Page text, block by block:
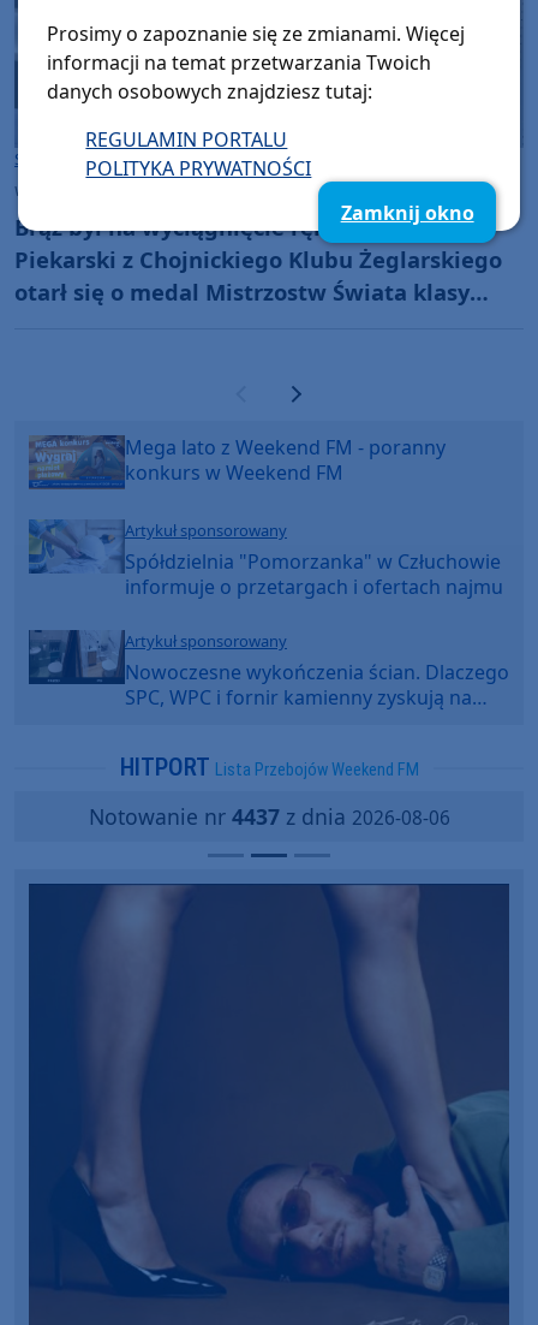
Sport Gmina Chojnice
wtorek, 21 lipca 2026, 09:29
Brąz był na wyciągnięcie ręki. Zbigniew
Piekarski z Chojnickiego Klubu Żeglarskiego
otarł się o medal Mistrzostw Świata klasy
Poprzednia strona
Następna strona
Mega lato z Weekend FM - poranny
konkurs w Weekend FM
Artykuł sponsorowany
Spółdzielnia "Pomorzanka" w Człuchowie
informuje o przetargach i ofertach najmu
Artykuł sponsorowany
Nowoczesne wykończenia ścian. Dlaczego
SPC, WPC i fornir kamienny zyskują na
HITPORT Lista Przebojów Weekend FM
Notowanie nr 4437z dnia 2026-08-06
Prosimy o zapoznanie się ze zmianami. Więcej
informacji na temat przetwarzania Twoich
danych osobowych znajdziesz tutaj:
REGULAMIN PORTALU
POLITYKA PRYWATNOŚCI
Zamknij okno